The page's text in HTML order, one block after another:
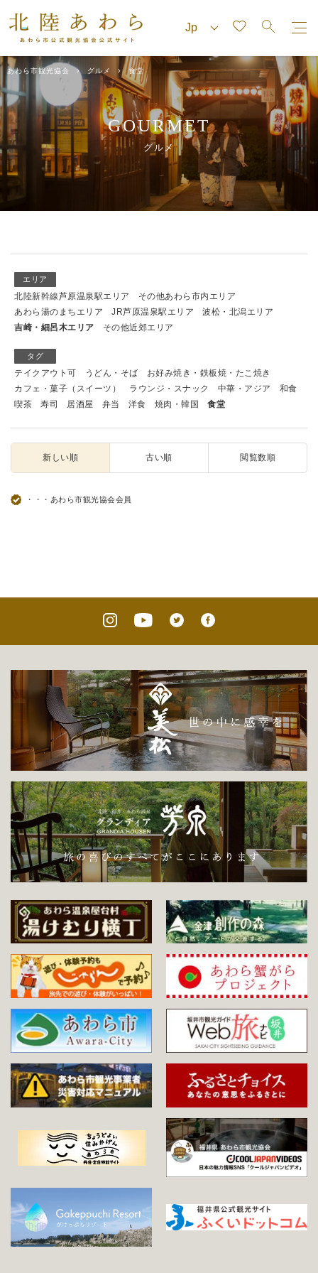
あわら市観光協会 グルメ 食堂
GOURMET
グルメ
エリア
北陸新幹線芦原温泉駅エリア
その他あわら市内エリア
あわら湯のまちエリア
JR芦原温泉駅エリア
波松・北潟エリア
吉崎・細呂木エリア
その他近郊エリア
タグ
テイクアウト可 うどん・そば
お好み焼き・鉄板焼・たこ焼き
カフェ・菓子（スイーツ）
ラウンジ・スナック 中華・アジア
和食
喫茶
寿司 居酒屋 弁当 洋食 焼肉・韓国 食堂
新しい順 古い順 閲覧数順
・・・あわら市観光協会会員